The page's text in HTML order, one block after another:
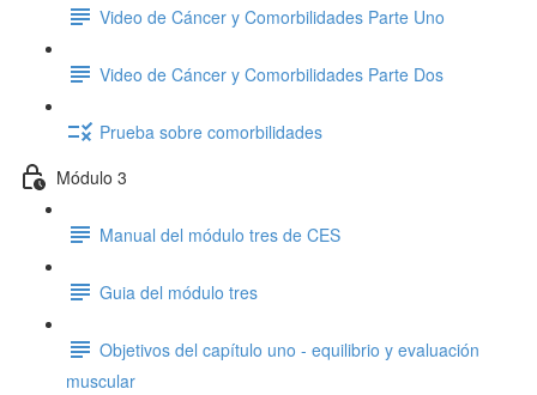
Video de Cáncer y Comorbilidades Parte Uno
Video de Cáncer y Comorbilidades Parte Dos
Prueba sobre comorbilidades
Módulo 3
Manual del módulo tres de CES
Guia del módulo tres
Objetivos del capítulo uno - equilibrio y evaluación
muscular